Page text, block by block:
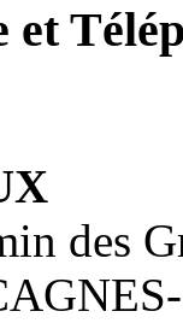
et
des